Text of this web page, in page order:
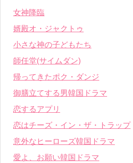
女神降臨
婿殿オ・ジャクトゥ
小さな神の子どもたち
師任堂(サイムダン)
帰ってきたポク・ダンジ
御膳立てする男韓国ドラマ
恋するアプリ
恋はチーズ・イン・ザ・トラップ
意外なヒーローズ韓国ドラマ
愛よ、お願い韓国ドラマ